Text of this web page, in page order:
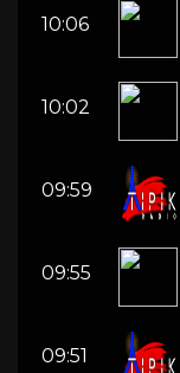
10:06
10:02
09:59
09:55
09:51